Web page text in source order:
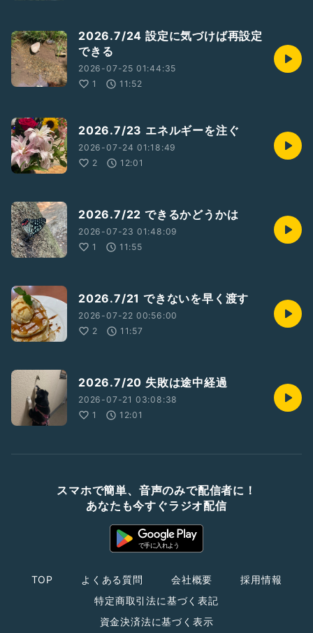
2026.7/24 設定に気づけば再設定
できる
2026-07-25 01:44:35
1
11:52
2026.7/23 エネルギーを注ぐ
2026-07-24 01:18:49
2
12:01
2026.7/22 できるかどうかは
2026-07-23 01:48:09
1
11:55
2026.7/21 できないを早く渡す
2026-07-22 00:56:00
2
11:57
2026.7/20 失敗は途中経過
2026-07-21 03:08:38
1
12:01
スマホで簡単、音声のみで配信者に！
あなたも今すぐラジオ配信
TOP よくある質問 会社概要
採用情報
特定商取引法に基づく表記
資金決済法に基づく表示